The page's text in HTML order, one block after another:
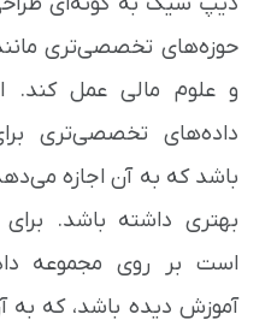
حوزه‌های تخصصی‌تری
و علوم مالی عمل
داده‌های تخصصی‌تری
باشد که به آن اجازه
بهتری داشته باشد.
است بر روی مجموعه
آموزش دیده باشد، که به